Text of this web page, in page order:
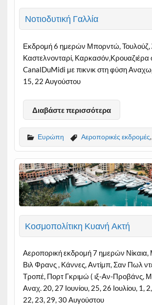
Νοτιοδυτική Γαλλία
Εκδρομή 6 ημερών Μπορντώ, Τουλούζ,
Καστελνονταρί, Καρκασόν,Κρουαζιέρα
CanalDuMidi με πικνικ στη φύση
15, 22 Αυγούστου
Διαβάστε περισσότερα
Ευρώπη Αεροπορικές εκδρομές,
Κοσμοπολίτικη Κυανή Ακτή
Αεροπορική εκδρομή 7 ημερών
Βιλ Φρανς , Κάννες, Αντίμπ, Σαν Πωλ
Τροπέ, Πορτ Γκριμώ ( ιξ-Αν-Προβάνς,
Αναχ. 20, 27 Ιουνίου, 25, 26 Ιουλίου, 1,
22, 23, 29, 30 Αυγούστου